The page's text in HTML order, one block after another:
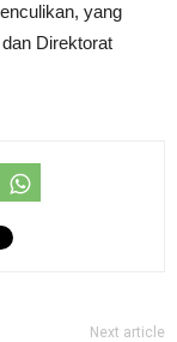
yang
Direktorat
Next article